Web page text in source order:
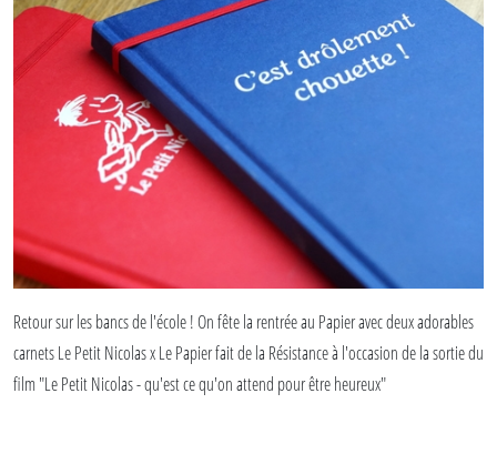
Retour sur les bancs de l'école ! On fête la rentrée au Papier avec deux adorables
carnets Le Petit Nicolas x Le Papier fait de la Résistance à l'occasion de la sortie du
film "Le Petit Nicolas - qu'est ce qu'on attend pour être heureux"